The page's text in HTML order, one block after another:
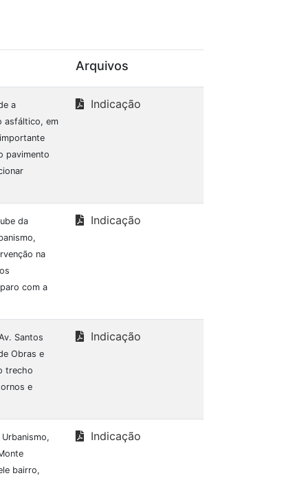
Arquivos
a
asfáltico, em
pavimento
Indicação
da
na
com a
Indicação
Santos
Obras e
trecho
e
Indicação
bairro,
Indicação